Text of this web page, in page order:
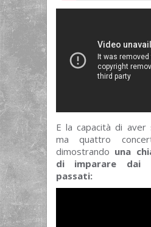
E la capacità di
ma quattro
dimostrando una
di imparare dai
passati: